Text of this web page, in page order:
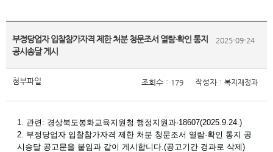
부정당업자 입찰참가자격 제한 처분 청문조서 열람·확인 통지
공시송달 게시
2025-09-24
첨부파일 조회수 : 179 작성자 : 복지재정과
1. 관련: 경상북도봉화교육지원청 행정지원과-18607(2025.9.24.)
2. 부정당업자 입찰참가자격 제한 처분 청문조서 열람·확인 통지 공
시송달 공고문을 붙임과 같이 게시합니다.(공고기간 경과로 삭제)